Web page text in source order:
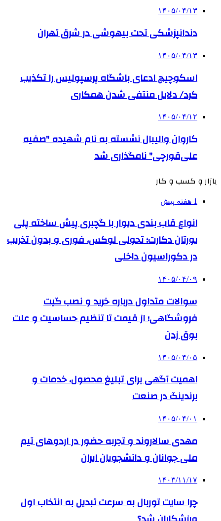
۱۴۰۵/۰۴/۱۳
دندانپزشکی تحت بیهوشی در شرق تهران
۱۴۰۵/۰۴/۱۳
اسکوچیچ ادعای باشگاه پرسپولیس را تکذیب
کرد/ دلایل منتفی شدن همکاری
۱۴۰۵/۰۴/۱۲
کاروان والیبال نشسته به نام شهیده "صفیه
علی‌قورچی" نامگذاری شد
بازار و کسب و کار
1 هفته پیش
انواع قاب بندی دیوار با گچبری پیش ساخته پلی
یورتان دکارت؛ تحولی لوکس، فوری و بدون تخریب
در دکوراسیون داخلی
۱۴۰۵/۰۴/۰۹
سوالات متداول درباره خرید و نصب گیت
فروشگاهی؛ از قیمت تا تنظیم حساسیت و علت
بوق زدن
۱۴۰۵/۰۴/۰۵
اهمیت آگهی برای تبلیغ محصول، خدمات و
برندینگ در صنعت
۱۴۰۵/۰۴/۰۱
مهدی سالاروند و تجربه حضور در اردوهای تیم
ملی جوانان و دانشجویان ایران
۱۴۰۳/۱۱/۱۷
چرا سایت توربال به ‌سرعت تبدیل به انتخاب اول